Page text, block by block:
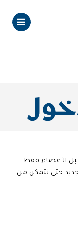
الأعضاء فقط.
حتى تتمكن من